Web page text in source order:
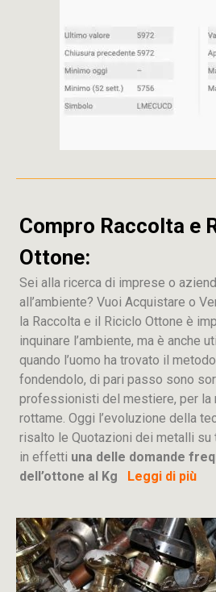
Compro Raccolta e
Ottone:
Sei alla ricerca di imprese o
all’ambiente? Vuoi Acquistare o
la Raccolta e il Riciclo Ottone è
inquinare l’ambiente, ma è anche
quando l’uomo ha trovato il
fondendolo, di pari passo sono
professionisti del mestiere, per la
rottame. Oggi l’evoluzione della
risalto le Quotazioni dei metalli su
in effetti una delle domande
dell’ottone al Kg Leggi di più